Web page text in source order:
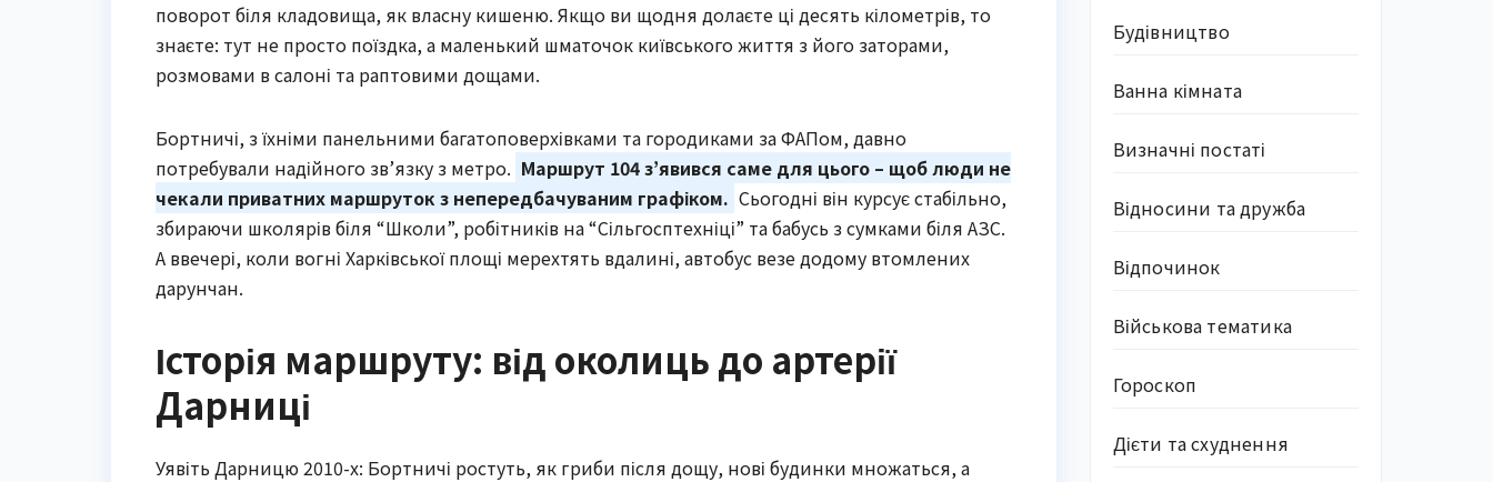
поворот біля кладовища, як власну кишеню. Якщо ви щодня долаєте ці десять кілометрів, то
знаєте: тут не просто поїздка, а маленький шматочок київського життя з його заторами,
розмовами в салоні та раптовими дощами.
Бортничі, з їхніми панельними багатоповерхівками та городиками за ФАПом, давно
потребували надійного зв’язку з метро. Маршрут 104 з’явився саме для цього – щоб люди не
чекали приватних маршруток з непередбачуваним графіком. Сьогодні він курсує стабільно,
збираючи школярів біля “Школи”, робітників на “Сільгосптехніці” та бабусь з сумками біля АЗС.
А ввечері, коли вогні Харківської площі мерехтять вдалині, автобус везе додому втомлених
дарунчан.
Історія маршруту: від околиць до артерії
Дарниці
Уявіть Дарницю 2010-х: Бортничі ростуть, як гриби після дощу, нові будинки множаться, а
Будівництво
Ванна кімната
Визначні постаті
Відносини та дружба
Відпочинок
Військова тематика
Гороскоп
Дієти та схуднення